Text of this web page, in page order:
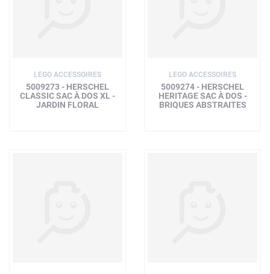
LEGO ACCESSOIRES
5009273 - HERSCHEL
CLASSIC SAC À DOS XL -
JARDIN FLORAL
LEGO ACCESSOIRES
5009274 - HERSCHEL
HERITAGE SAC À DOS -
BRIQUES ABSTRAITES